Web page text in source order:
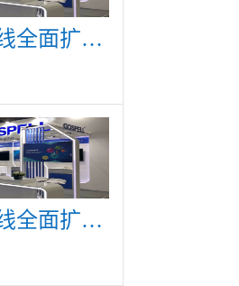
高斯贝尔产品线全面扩展，众多新产品亮相CommunicAsia 2019
高斯贝尔产品线全面扩展，众多新产品亮相CommunicAsia 2019